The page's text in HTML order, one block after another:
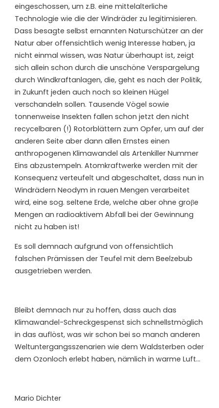
eingeschossen, um z.B. eine mittelalterliche
Technologie wie die der Windräder zu legitimisieren.
Dass besagte selbst ernannten Naturschützer an der
Natur aber offensichtlich wenig Interesse haben, ja
nicht einmal wissen, was Natur überhaupt ist, zeigt
sich allein schon durch die unschöne Verspargelung
durch Windkraftanlagen, die, geht es nach der Politik,
in Zukunft jeden auch noch so kleinen Hügel
verschandeln sollen. Tausende Vögel sowie
tonnenweise Insekten fallen schon jetzt den nicht
recycelbaren (!) Rotorblättern zum Opfer, um auf der
anderen Seite aber dann allen Ernstes einen
anthropogenen Klimawandel als Artenkiller Nummer
Eins abzustempeln. Atomkraftwerke werden mit der
Konsequenz verteufelt und abgeschaltet, dass nun in
Windrädern Neodym in rauen Mengen verarbeitet
wird, eine sog. seltene Erde, welche aber ohne groβe
Mengen an radioaktivem Abfall bei der Gewinnung
nicht zu haben ist!
Es soll demnach aufgrund von offensichtlich
falschen Prämissen der Teufel mit dem Beelzebub
ausgetrieben werden.
Bleibt demnach nur zu hoffen, dass auch das
Klimawandel-Schreckgespenst sich schnellstmöglich
in das auflöst, was wir schon bei so manch anderen
Weltuntergangsszenarien wie dem Waldsterben oder
dem Ozonloch erlebt haben, nämlich in warme Luft…
Mario Dichter